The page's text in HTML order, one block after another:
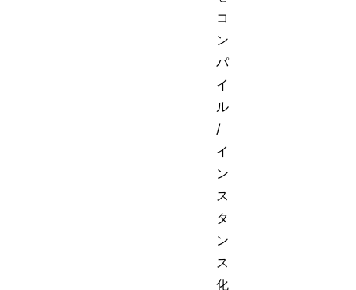
コ
ン
パ
イ
ル
/
イ
ン
ス
タ
ン
ス
化